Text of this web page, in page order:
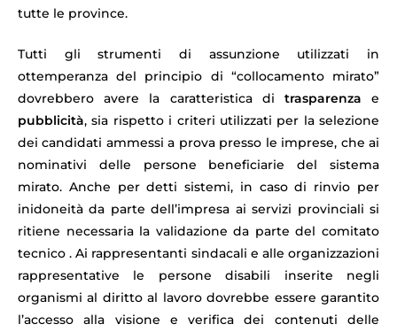
tutte le province.
Tutti gli strumenti di assunzione utilizzati in
ottemperanza del principio di “collocamento mirato”
dovrebbero avere la caratteristica di trasparenza e
pubblicità, sia rispetto i criteri utilizzati per la selezione
dei candidati ammessi a prova presso le imprese, che ai
nominativi delle persone beneficiarie del sistema
mirato. Anche per detti sistemi, in caso di rinvio per
inidoneità da parte dell’impresa ai servizi provinciali si
ritiene necessaria la validazione da parte del comitato
tecnico . Ai rappresentanti sindacali e alle organizzazioni
rappresentative le persone disabili inserite negli
organismi al diritto al lavoro dovrebbe essere garantito
l’accesso alla visione e verifica dei contenuti delle